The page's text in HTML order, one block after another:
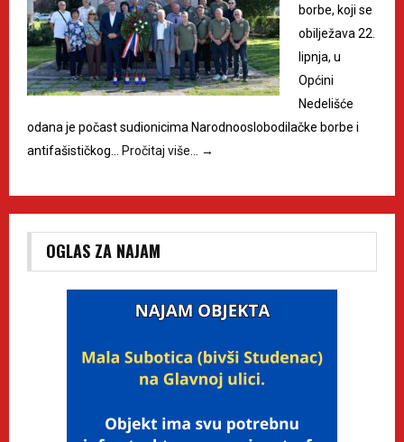
borbe, koji se
obilježava 22.
lipnja, u
Općini
Nedelišće
odana je počast sudionicima Narodnooslobodilačke borbe i
antifašističkog…
Pročitaj više… →
OGLAS ZA NAJAM